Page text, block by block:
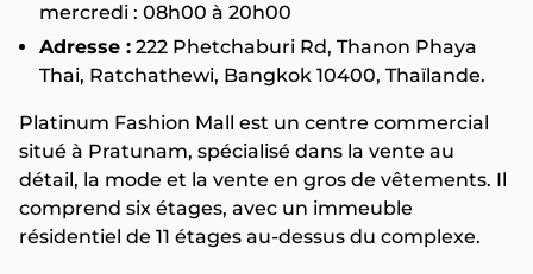
mercredi : 08h00 à 20h00
Adresse : 222 Phetchaburi Rd, Thanon Phaya
Thai, Ratchathewi, Bangkok 10400, Thaïlande.
Platinum Fashion Mall est un centre commercial
situé à Pratunam, spécialisé dans la vente au
détail, la mode et la vente en gros de vêtements. Il
comprend six étages, avec un immeuble
résidentiel de 11 étages au-dessus du complexe.